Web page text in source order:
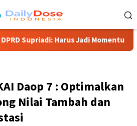
Harus Jadi Momentum Tingkatkan
Daop 7 : Optimalkan
Nilai Tambah dan